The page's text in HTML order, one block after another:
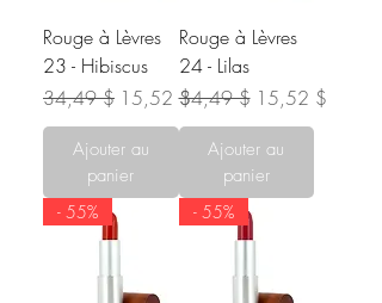
Rouge à Lèvres
23 - Hibiscus
Prix original
34,49 $ Prix promotionnel
15,52 $
Ajouter au
panier
Rouge à Lèvres
24 - Lilas
Prix original
34,49 $ Prix promotionnel
15,52 $
Ajouter au
panier
- 55% - 55%